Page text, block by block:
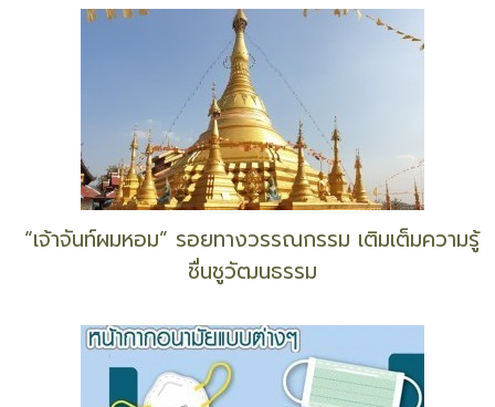
ฟังเพลง “ขมาฟ้าใหม่” ผลงาน “เนาวรัตน์ พงษ์
ไพบูลย์” และ “ธนิสร์ ศรีกลิ่นดี”